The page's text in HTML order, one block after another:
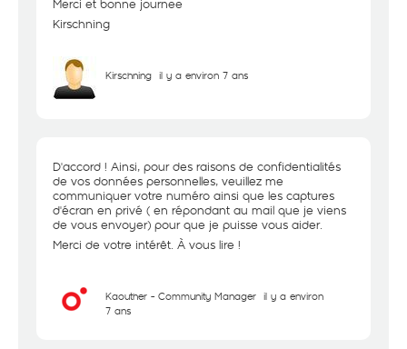
Merci et bonne journee
Kirschning
Kirschning il y a environ 7 ans
D'accord ! Ainsi, pour des raisons de confidentialités
de vos données personnelles, veuillez me
communiquer votre numéro ainsi que les captures
d'écran en privé ( en répondant au mail que je viens
de vous envoyer) pour que je puisse vous aider.
Merci de votre intérêt. À vous lire !
Kaouther - Community Manager il y a environ
7 ans